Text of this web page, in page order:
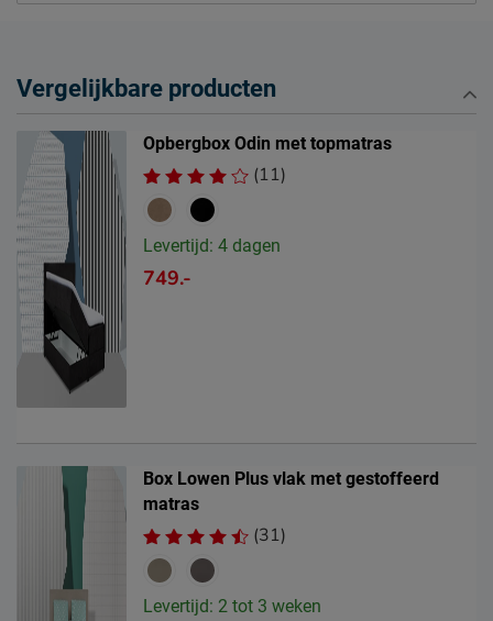
Vergelijkbare producten
Opbergbox Odin met topmatras
(11)
Levertijd: 4 dagen
749.-
Box Lowen Plus vlak met gestoffeerd
matras
(31)
Levertijd: 2 tot 3 weken